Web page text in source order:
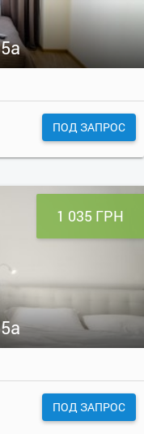
ПОД ЗАПРОС
1 035 ГРН
ПОД ЗАПРОС